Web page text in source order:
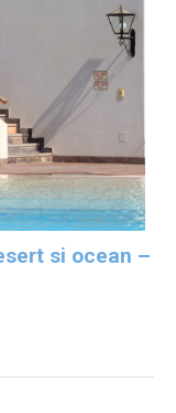
si ocean –